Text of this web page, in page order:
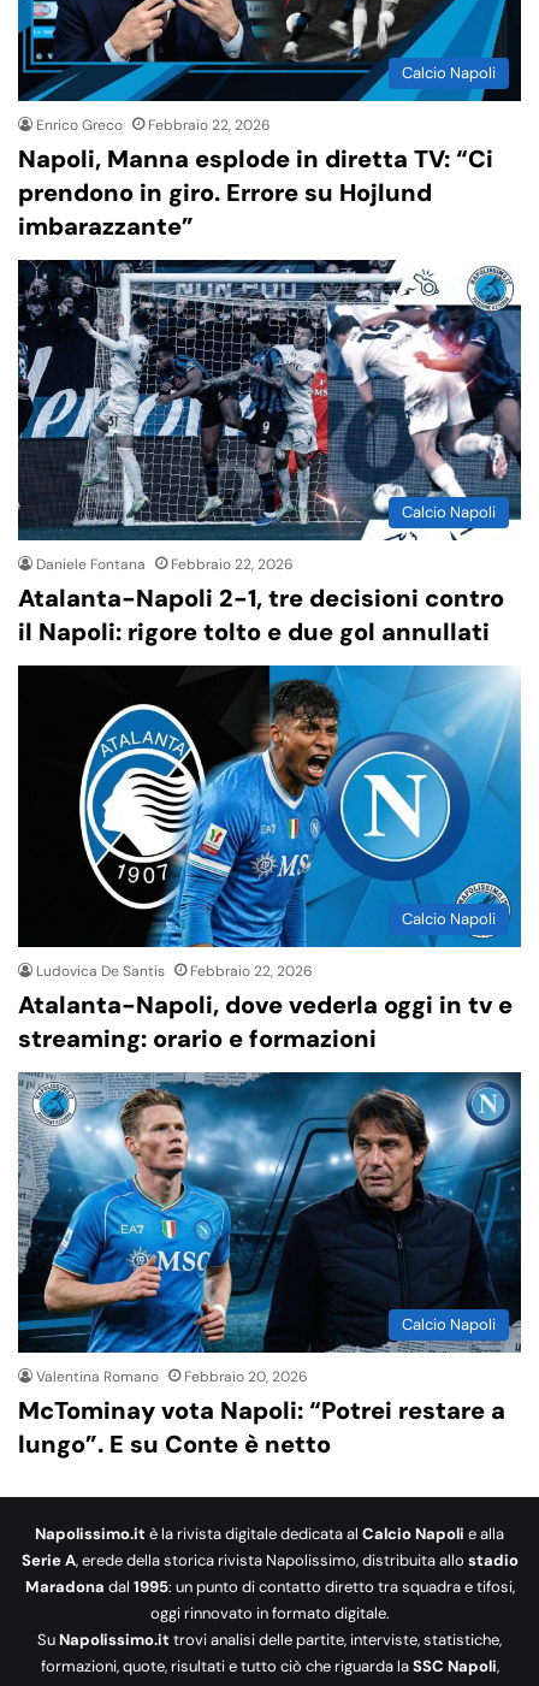
Calcio Napoli
Enrico Greco Febbraio 22, 2026
Napoli, Manna esplode in diretta TV: “Ci
prendono in giro. Errore su Hojlund
imbarazzante”
Calcio Napoli
Daniele Fontana Febbraio 22, 2026
Atalanta-Napoli 2-1, tre decisioni contro
il Napoli: rigore tolto e due gol annullati
Calcio Napoli
Ludovica De Santis Febbraio 22, 2026
Atalanta-Napoli, dove vederla oggi in tv e
streaming: orario e formazioni
Calcio Napoli
Valentina Romano Febbraio 20, 2026
McTominay vota Napoli: “Potrei restare a
lungo”. E su Conte è netto
Napolissimo.it è la rivista digitale dedicata al Calcio Napoli e alla
Serie A, erede della storica rivista Napolissimo, distribuita allo stadio
Maradona dal 1995: un punto di contatto diretto tra squadra e tifosi,
oggi rinnovato in formato digitale.
SuNapolissimo.it trovi analisi delle partite, interviste, statistiche,
formazioni, quote, risultati e tutto ciò che riguarda laSSC Napoli,